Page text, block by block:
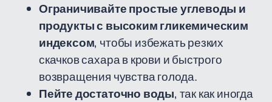
Ограничивайте простые углеводы и
продукты с высоким гликемическим
индексом, чтобы избежать резких
скачков сахара в крови и быстрого
возвращения чувства голода.
Пейте достаточно воды, так как иногда